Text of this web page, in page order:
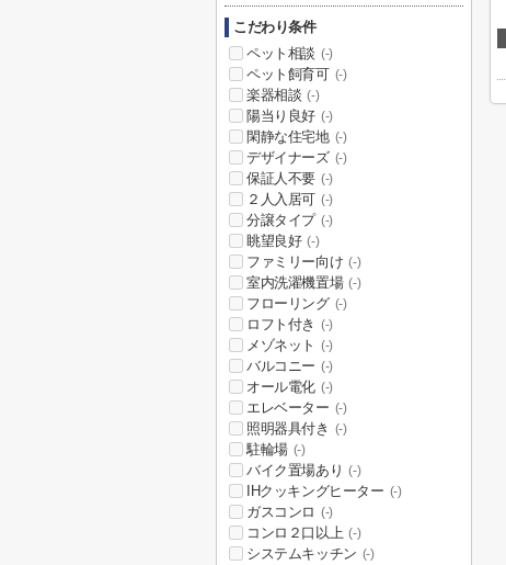
こだわり条件
ペット相談 (-)
ペット飼育可 (-)
楽器相談 (-)
陽当り良好 (-)
閑静な住宅地 (-)
デザイナーズ (-)
保証人不要 (-)
２人入居可 (-)
分譲タイプ (-)
眺望良好 (-)
ファミリー向け (-)
室内洗濯機置場 (-)
フローリング (-)
ロフト付き (-)
メゾネット (-)
バルコニー (-)
オール電化 (-)
エレベーター (-)
照明器具付き (-)
駐輪場 (-)
バイク置場あり (-)
IHクッキングヒーター (-)
ガスコンロ (-)
コンロ２口以上 (-)
システムキッチン (-)